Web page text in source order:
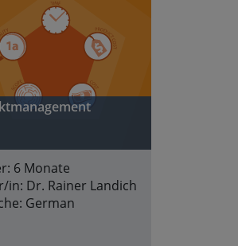
6 Monate
in: Dr. Rainer Landich
German